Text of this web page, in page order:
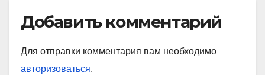
Добавить комментарий
Для отправки комментария вам необходимо
авторизоваться.